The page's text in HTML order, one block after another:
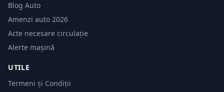
Blog Auto
Amenzi auto 2026
Acte necesare circulație
Alerte mașină
UTILE
Termeni și Condiții